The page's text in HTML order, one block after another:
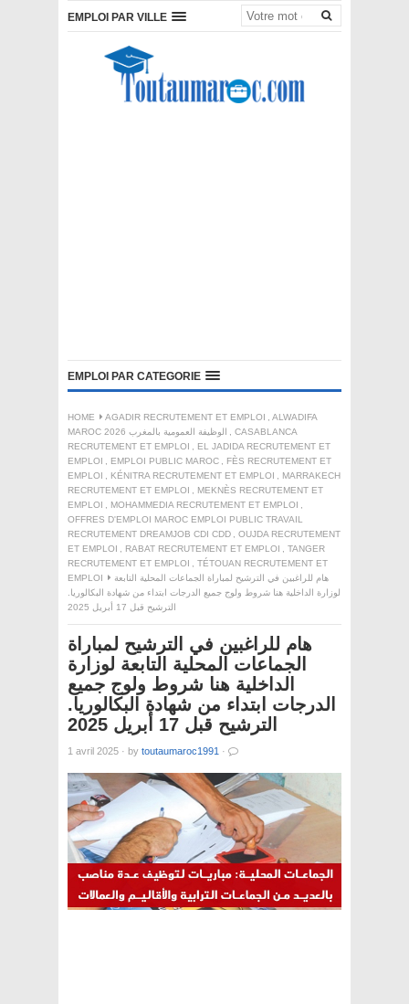
EMPLOI PAR VILLE
EMPLOI PAR CATEGORIE
HOME AGADIR RECRUTEMENT ET EMPLOI , ALWADIFA
MAROC 2026 الوظيفة العمومية بالمغرب
, CASABLANCA
RECRUTEMENT ET EMPLOI , EL JADIDA RECRUTEMENT ET
EMPLOI , EMPLOI PUBLIC MAROC , FÈS RECRUTEMENT ET
EMPLOI , KÉNITRA RECRUTEMENT ET EMPLOI , MARRAKECH
RECRUTEMENT ET EMPLOI , MEKNÈS RECRUTEMENT ET
EMPLOI , MOHAMMEDIA RECRUTEMENT ET EMPLOI ,
OFFRES D'EMPLOI MAROC EMPLOI PUBLIC TRAVAIL
RECRUTEMENT DREAMJOB CDI CDD , OUJDA RECRUTEMENT
ET EMPLOI , RABAT RECRUTEMENT ET EMPLOI , TANGER
RECRUTEMENT ET EMPLOI , TÉTOUAN RECRUTEMENT ET
EMPLOI
هام للراغبين في الترشيح لمباراة الجماعات المحلية التابعة
لوزارة الداخلية هنا شروط ولوج جميع الدرجات ابتداء من شهادة البكالوريا.
الترشيح قبل 17 أبريل 2025
هام للراغبين في الترشيح لمباراة
الجماعات المحلية التابعة لوزارة
الداخلية هنا شروط ولوج جميع
الدرجات ابتداء من شهادة البكالوريا.
الترشيح قبل 17 أبريل 2025
1 avril 2025 · by toutaumaroc1991 ·